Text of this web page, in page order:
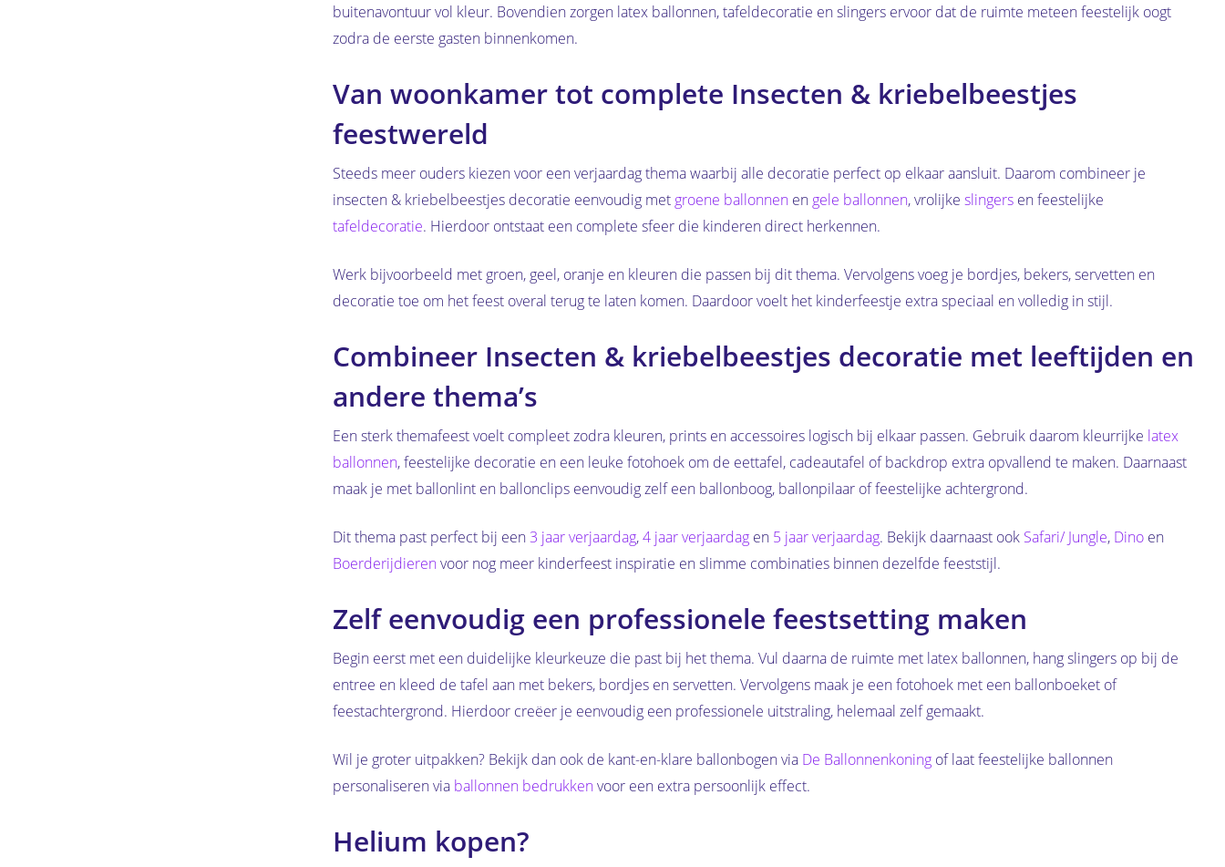
buitenavontuur vol kleur. Bovendien zorgen latex ballonnen, tafeldecoratie en slingers ervoor dat de ruimte meteen feestelijk oogt
zodra de eerste gasten binnenkomen.
Van woonkamer tot complete Insecten & kriebelbeestjes
feestwereld
Steeds meer ouders kiezen voor een verjaardag thema waarbij alle decoratie perfect op elkaar aansluit. Daarom combineer je
insecten & kriebelbeestjes decoratie eenvoudig met groene ballonnenen gele ballonnen, vrolijke slingersen feestelijke
tafeldecoratie. Hierdoor ontstaat een complete sfeer die kinderen direct herkennen.
Werk bijvoorbeeld met groen, geel, oranje en kleuren die passen bij dit thema. Vervolgens voeg je bordjes, bekers, servetten en
decoratie toe om het feest overal terug te laten komen. Daardoor voelt het kinderfeestje extra speciaal en volledig in stijl.
Combineer Insecten & kriebelbeestjes decoratie met leeftijden en
andere thema’s
Een sterk themafeest voelt compleet zodra kleuren, prints en accessoires logisch bij elkaar passen. Gebruik daarom kleurrijke latex
ballonnen, feestelijke decoratie en een leuke fotohoek om de eettafel, cadeautafel of backdrop extra opvallend te maken. Daarnaast
maak je met ballonlint en ballonclips eenvoudig zelf een ballonboog, ballonpilaar of feestelijke achtergrond.
Dit thema past perfect bij een3 jaar verjaardag,4 jaar verjaardagen 5 jaar verjaardag. Bekijk daarnaast ook Safari/ Jungle, Dinoen
Boerderijdierenvoor nog meer kinderfeest inspiratie en slimme combinaties binnen dezelfde feeststijl.
Zelf eenvoudig een professionele feestsetting maken
Begin eerst met een duidelijke kleurkeuze die past bij het thema. Vul daarna de ruimte met latex ballonnen, hang slingers op bij de
entree en kleed de tafel aan met bekers, bordjes en servetten. Vervolgens maak je een fotohoek met een ballonboeket of
feestachtergrond. Hierdoor creëer je eenvoudig een professionele uitstraling, helemaal zelf gemaakt.
Wil je groter uitpakken? Bekijk dan ook de kant-en-klare ballonbogen via De Ballonnenkoningof laat feestelijke ballonnen
personaliseren via ballonnen bedrukkenvoor een extra persoonlijk effect.
Helium kopen?